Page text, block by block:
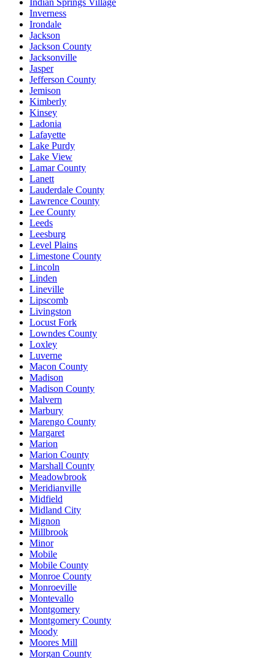
Inverness
Irondale
Jackson
Jackson County
Jacksonville
Jasper
Jefferson County
Jemison
Kimberly
Kinsey
Ladonia
Lafayette
Lake Purdy
Lake View
Lamar County
Lanett
Lauderdale County
Lawrence County
Lee County
Leeds
Leesburg
Level Plains
Limestone County
Lincoln
Linden
Lineville
Lipscomb
Livingston
Locust Fork
Lowndes County
Loxley
Luverne
Macon County
Madison
Madison County
Malvern
Marbury
Marengo County
Margaret
Marion
Marion County
Marshall County
Meadowbrook
Meridianville
Midfield
Midland City
Mignon
Millbrook
Minor
Mobile
Mobile County
Monroe County
Monroeville
Montevallo
Montgomery
Montgomery County
Moody
Moores Mill
Morgan County